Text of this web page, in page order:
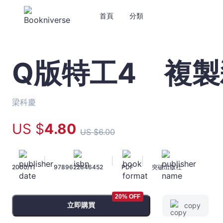
首頁 分類
Q
版
特
工
複
製
手
-
科
-
Q版特工4 複製
梁科慶
US $4.80 US $6.00
2000/11
|
9789622646452 PDF 突破出版社
立即購買
20% OFF
copy